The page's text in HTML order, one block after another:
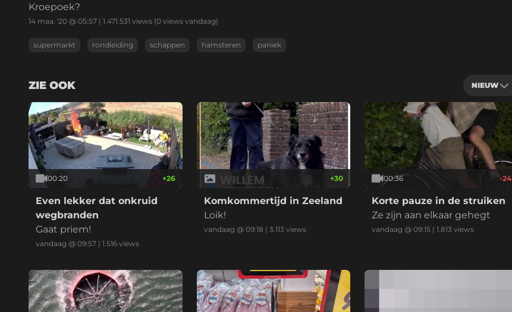
Kroepoek?
14 maa. '20 @ 05:57 | 1.471.531 views (0 views vandaag)
supermarkt rondleiding schappen hamsteren paniek
ZIE OOK NIEUW
00:20 +26
Even lekker dat onkruid
wegbranden
Gaat priem!
vandaag @ 09:57 | 1.516 views
+30
Komkommertijd in Zeeland
Loik!
vandaag @ 09:18 | 3.113 views
00:36 -24
Korte pauze in de struiken
Ze zijn aan elkaar gehegt
vandaag @ 09:15 |1.813 views